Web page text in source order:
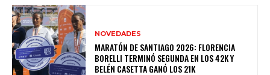
NOVEDADES
MARATÓN DE SANTIAGO 2026: FLORENCIA
BORELLI TERMINÓ SEGUNDA EN LOS 42K Y
BELÉN CASETTA GANÓ LOS 21K